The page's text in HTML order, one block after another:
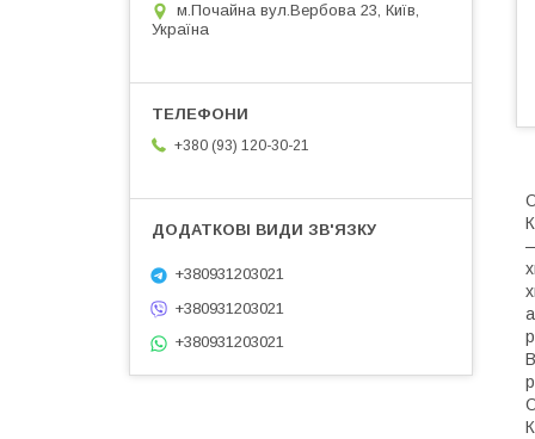
м.Почайна вул.Вербова 23, Київ,
Україна
+380 (93) 120-30-21
+380931203021
+380931203021
+380931203021